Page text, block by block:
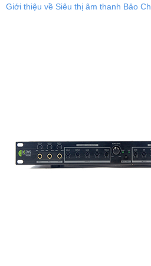
Giới thiệu về Siêu thị âm thanh Bảo